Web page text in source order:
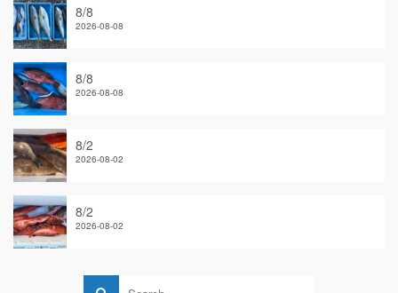
8/8
2026-08-08
8/8
2026-08-08
8/2
2026-08-02
8/2
2026-08-02